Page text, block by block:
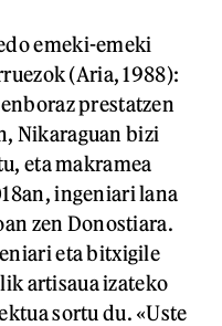
emeki-emeki
(Aria, 1988):
prestatzen
Nikaraguan bizi
eta makramea
ingeniari lana
zen Donostiara.
eta bitxigile
artisaua izateko
sortu du. «Uste